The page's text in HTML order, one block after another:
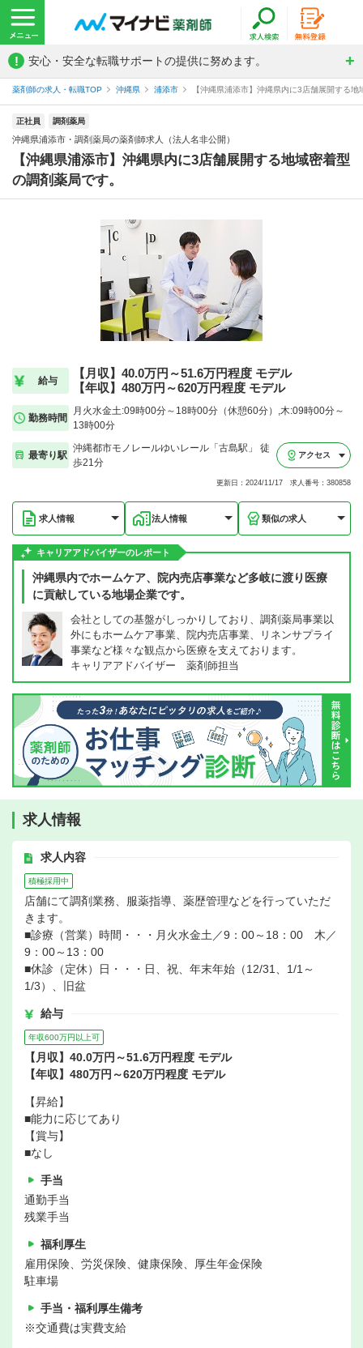
! 安心・安全な転職サポートの提供に努めます。
薬剤師の求人・転職TOP 沖縄県 浦添市 【沖縄県浦添市】沖縄県内に3店舗展開する
正社員 調剤薬局
沖縄県浦添市・調剤薬局の薬剤師求人（法人名非公開）
【沖縄県浦添市】沖縄県内に3店舗展開する地域密着型
の調剤薬局です。
給与
【月収】40.0万円～51.6万円程度 モデル
【年収】480万円～620万円程度 モデル
勤務時間
月火水金土:09時00分～18時00分（休憩60分）,木:09時00分～
13時00分
最寄り駅
沖縄都市モノレールゆいレール「古島駅」 徒
歩21分
アクセス
更新日：2024/11/17 求人番号：380858
求人情報 法人情報 類似の求人
キャリアアドバイザーのレポート
沖縄県内でホームケア、院内売店事業など多岐に渡り医療
に貢献している地場企業です。
会社としての基盤がしっかりしており、調剤薬局事業以
外にもホームケア事業、院内売店事業、リネンサプライ
事業など様々な観点から医療を支えております。
キャリアアドバイザー 薬剤師担当
求人情報
求人内容
積極採用中
店舗にて調剤業務、服薬指導、薬歴管理などを行っていただ
きます。
■診療（営業）時間・・・月火水金土／9：00～18：00 木／
9：00～13：00
■休診（定休）日・・・日、祝、年末年始（12/31、1/1～
1/3）、旧盆
給与
年収600万円以上可
【月収】40.0万円～51.6万円程度 モデル
【年収】480万円～620万円程度 モデル
【昇給】
■能力に応じてあり
【賞与】
■なし
手当
通勤手当
残業手当
福利厚生
雇用保険、労災保険、健康保険、厚生年金保険
駐車場
手当・福利厚生備考
※交通費は実費支給